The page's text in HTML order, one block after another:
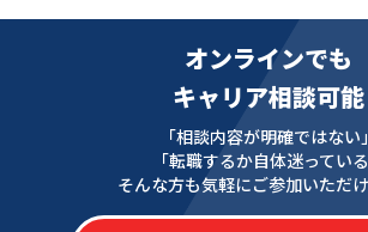
オンラインでも
キャリア相談可能
「相談内容が明確ではない」
「転職するか自体迷っている
そんな方も気軽にご参加いただけ